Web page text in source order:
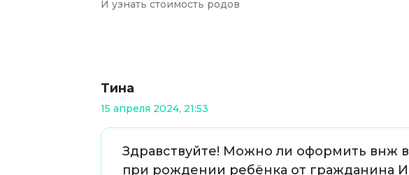
И узнать стоимость родов
Тина
15 апреля 2024, 21:53
Здравствуйте! Можно ли оформить внж
при рождении ребёнка от гражданина